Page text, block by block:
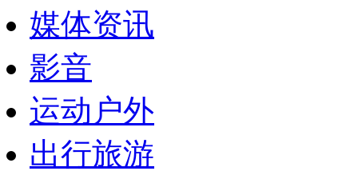
媒体资讯
影音
运动户外
出行旅游